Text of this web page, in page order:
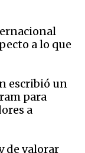
a lo que
escribió un
para
a
de valorar